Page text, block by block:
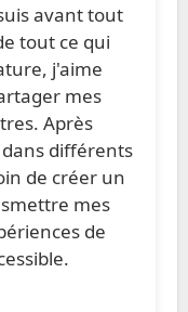
avant tout
tout ce qui
j'aime
mes
Après
différents
de créer un
mes
de